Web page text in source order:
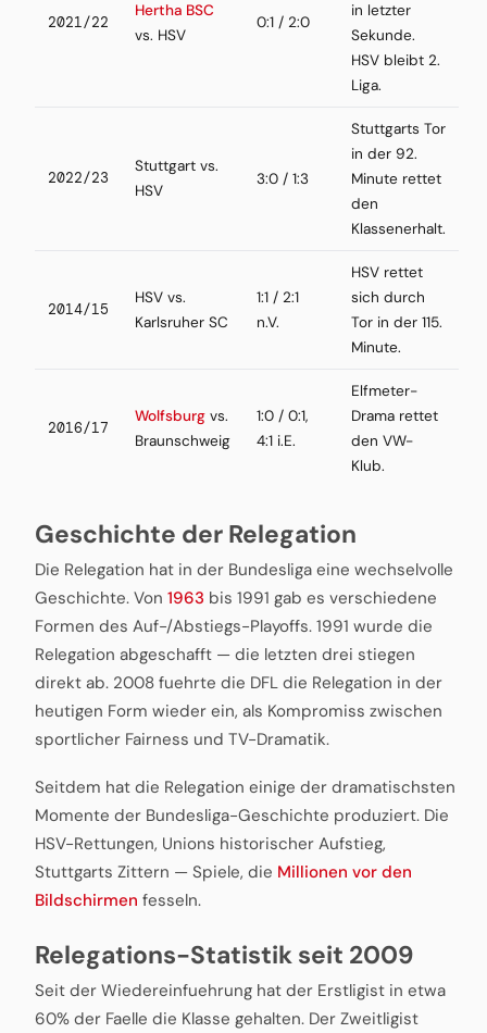
2021/22
Hertha BSC
vs. HSV
0:1 / 2:0
in letzter
Sekunde.
HSV bleibt 2.
Liga.
2022/23
Stuttgart vs.
HSV
3:0 / 1:3
Stuttgarts Tor
in der 92.
Minute rettet
den
Klassenerhalt.
2014/15
HSV vs.
Karlsruher SC
1:1 / 2:1
n.V.
HSV rettet
sich durch
Tor in der 115.
Minute.
2016/17
Wolfsburg vs.
Braunschweig
1:0 / 0:1,
4:1 i.E.
Elfmeter-
Drama rettet
den VW-
Klub.
Geschichte der Relegation
Die Relegation hat in der Bundesliga eine wechselvolle
Geschichte. Von 1963 bis 1991 gab es verschiedene
Formen des Auf-/Abstiegs-Playoffs. 1991 wurde die
Relegation abgeschafft — die letzten drei stiegen
direkt ab. 2008 fuehrte die DFL die Relegation in der
heutigen Form wieder ein, als Kompromiss zwischen
sportlicher Fairness und TV-Dramatik.
Seitdem hat die Relegation einige der dramatischsten
Momente der Bundesliga-Geschichte produziert. Die
HSV-Rettungen, Unions historischer Aufstieg,
Stuttgarts Zittern — Spiele, die Millionen vor den
Bildschirmen fesseln.
Relegations-Statistik seit 2009
Seit der Wiedereinfuehrung hat der Erstligist in etwa
60% der Faelle die Klasse gehalten. Der Zweitligist